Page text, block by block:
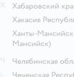
Хабаровский
Хакасия
Ханты-
Мансийск)
Челябинская
Чеченская